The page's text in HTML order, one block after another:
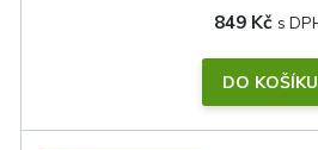
849 Kč
DO KOŠÍKU